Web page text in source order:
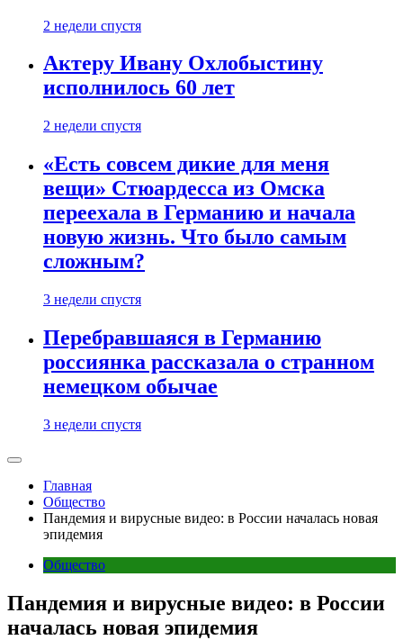
2 недели спустя
Актеру Ивану Охлобыстину
исполнилось 60 лет
2 недели спустя
«Есть совсем дикие для меня
вещи» Стюардесса из Омска
переехала в Германию и начала
новую жизнь. Что было самым
сложным?
3 недели спустя
Перебравшаяся в Германию
россиянка рассказала о странном
немецком обычае
3 недели спустя
Главная
Общество
Пандемия и вирусные видео: в России началась новая
эпидемия
Общество
Пандемия и вирусные видео: в России
началась новая эпидемия